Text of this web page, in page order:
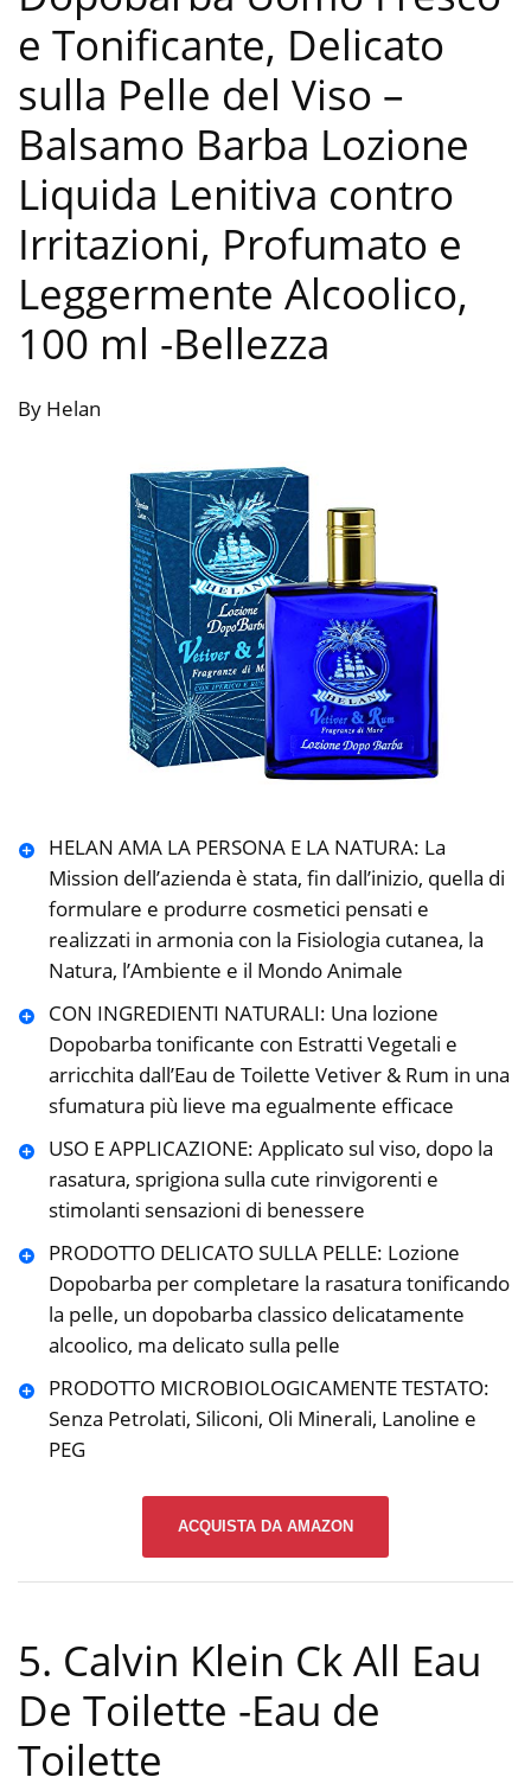
e Tonificante, Delicato
sulla Pelle del Viso –
Balsamo Barba Lozione
Liquida Lenitiva contro
Irritazioni, Profumato e
Leggermente Alcoolico,
100 ml -Bellezza
By Helan
HELAN AMA LA PERSONA E LA NATURA: La
Mission dell’azienda è stata, fin dall’inizio, quella di
formulare e produrre cosmetici pensati e
realizzati in armonia con la Fisiologia cutanea, la
Natura, l’Ambiente e il Mondo Animale
CON INGREDIENTI NATURALI: Una lozione
Dopobarba tonificante con Estratti Vegetali e
arricchita dall’Eau de Toilette Vetiver & Rum in una
sfumatura più lieve ma egualmente efficace
USO E APPLICAZIONE: Applicato sul viso, dopo la
rasatura, sprigiona sulla cute rinvigorenti e
stimolanti sensazioni di benessere
PRODOTTO DELICATO SULLA PELLE: Lozione
Dopobarba per completare la rasatura tonificando
la pelle, un dopobarba classico delicatamente
alcoolico, ma delicato sulla pelle
PRODOTTO MICROBIOLOGICAMENTE TESTATO:
Senza Petrolati, Siliconi, Oli Minerali, Lanoline e
PEG
ACQUISTA DA AMAZON
5. Calvin Klein Ck All Eau
De Toilette -Eau de
Toilette